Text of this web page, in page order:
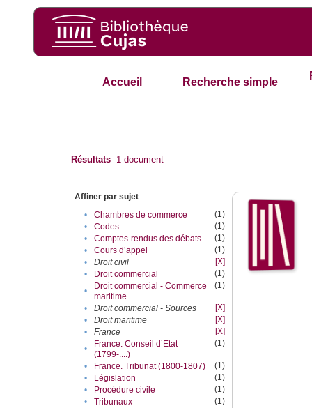
Accueil Recherche simple
Résultats 1 document
Affiner par sujet
•
Chambres de commerce
(1)
•
Codes
(1)
•
Comptes-rendus des débats
(1)
•
Cours d’appel
(1)
•
Droit civil
[X]
•
Droit commercial
(1)
•
Droit commercial - Commerce
maritime
(1)
• Droit commercial - Sources
[X]
•
Droit maritime
[X]
•
France
[X]
•
France. Conseil d’Etat
(1799-....)
(1)
• France. Tribunat (1800-1807)
(1)
•
Législation
(1)
•
Procédure civile
(1)
•
Tribunaux
(1)